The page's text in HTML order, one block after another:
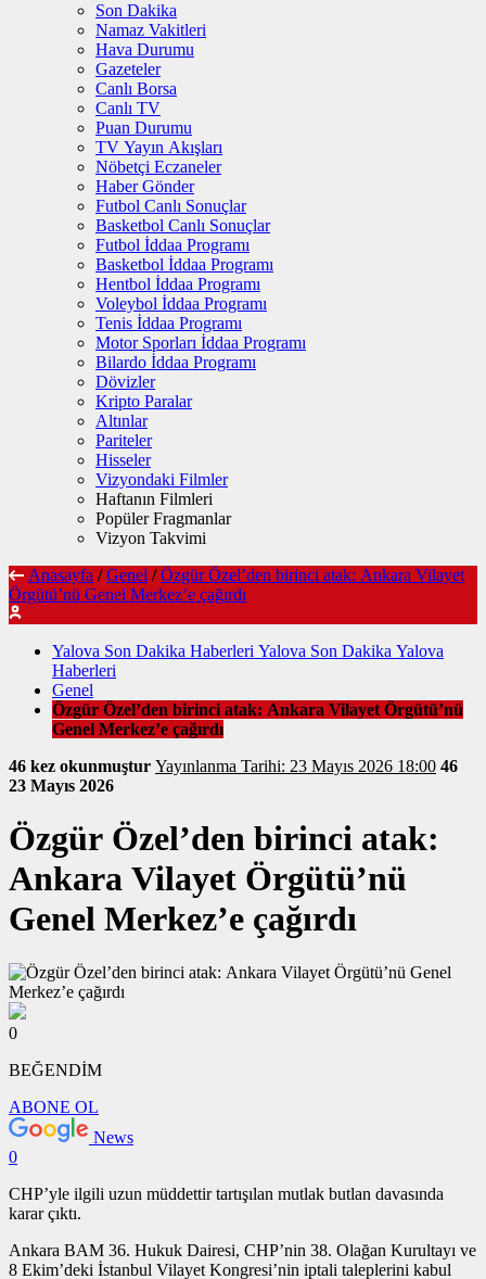
Son Dakika
Namaz Vakitleri
Hava Durumu
Gazeteler
Canlı Borsa
Canlı TV
Puan Durumu
TV Yayın Akışları
Nöbetçi Eczaneler
Haber Gönder
Futbol Canlı Sonuçlar
Basketbol Canlı Sonuçlar
Futbol İddaa Programı
Basketbol İddaa Programı
Hentbol İddaa Programı
Voleybol İddaa Programı
Tenis İddaa Programı
Motor Sporları İddaa Programı
Bilardo İddaa Programı
Dövizler
Kripto Paralar
Altınlar
Pariteler
Hisseler
Vizyondaki Filmler
Haftanın Filmleri
Popüler Fragmanlar
Vizyon Takvimi
Anasayfa / Genel / Özgür Özel’den birinci atak: Ankara Vilayet
Örgütü’nü Genel Merkez’e çağırdı
Yalova Son Dakika Haberleri Yalova Son Dakika Yalova
Haberleri
Genel
Özgür Özel’den birinci atak: Ankara Vilayet Örgütü’nü
Genel Merkez’e çağırdı
46 kez okunmuştur
Yayınlanma Tarihi: 23 Mayıs 2026 18:00 46
23 Mayıs 2026
Özgür Özel’den birinci atak:
Ankara Vilayet Örgütü’nü
Genel Merkez’e çağırdı
0
BEĞENDİM
ABONE OL
News
0
CHP’yle ilgili uzun müddettir tartışılan mutlak butlan davasında
karar çıktı.
Ankara BAM 36. Hukuk Dairesi, CHP’nin 38. Olağan Kurultayı ve
8 Ekim’deki İstanbul Vilayet Kongresi’nin iptali taleplerini kabul